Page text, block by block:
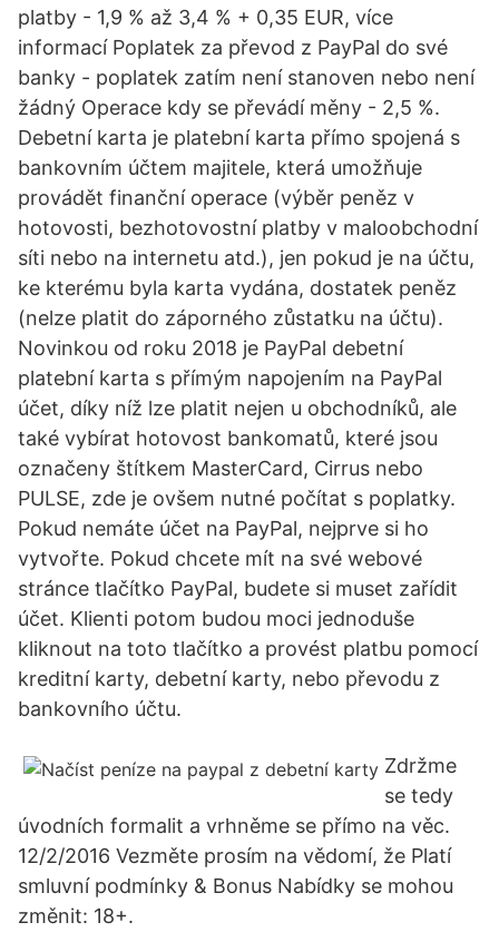
platby - 1,9 % až 3,4 % + 0,35 EUR, více
informací Poplatek za převod z PayPal do své
banky - poplatek zatím není stanoven nebo není
žádný Operace kdy se převádí měny - 2,5 %.
Debetní karta je platební karta přímo spojená s
bankovním účtem majitele, která umožňuje
provádět finanční operace (výběr peněz v
hotovosti, bezhotovostní platby v maloobchodní
síti nebo na internetu atd.), jen pokud je na účtu,
ke kterému byla karta vydána, dostatek peněz
(nelze platit do záporného zůstatku na účtu).
Novinkou od roku 2018 je PayPal debetní
platební karta s přímým napojením na PayPal
účet, díky níž lze platit nejen u obchodníků, ale
také vybírat hotovost bankomatů, které jsou
označeny štítkem MasterCard, Cirrus nebo
PULSE, zde je ovšem nutné počítat s poplatky.
Pokud nemáte účet na PayPal, nejprve si ho
vytvořte. Pokud chcete mít na své webové
stránce tlačítko PayPal, budete si muset zařídit
účet. Klienti potom budou moci jednoduše
kliknout na toto tlačítko a provést platbu pomocí
kreditní karty, debetní karty, nebo převodu z
bankovního účtu.
Zdržme
se tedy
úvodních formalit a vrhněme se přímo na věc.
12/2/2016 Vezměte prosím na vědomí, že Platí
smluvní podmínky & Bonus Nabídky se mohou
změnit: 18+.